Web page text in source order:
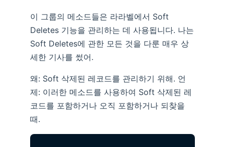
이 그룹의 메소드들은 라라벨에서 Soft
Deletes 기능을 관리하는 데 사용됩니다. 나는
Soft Deletes에 관한 모든 것을 다룬 매우 상
세한 기사를 썼어.
왜: Soft 삭제된 레코드를 관리하기 위해. 언
제: 이러한 메소드를 사용하여 Soft 삭제된 레
코드를 포함하거나 오직 포함하거나 되찾을
때.